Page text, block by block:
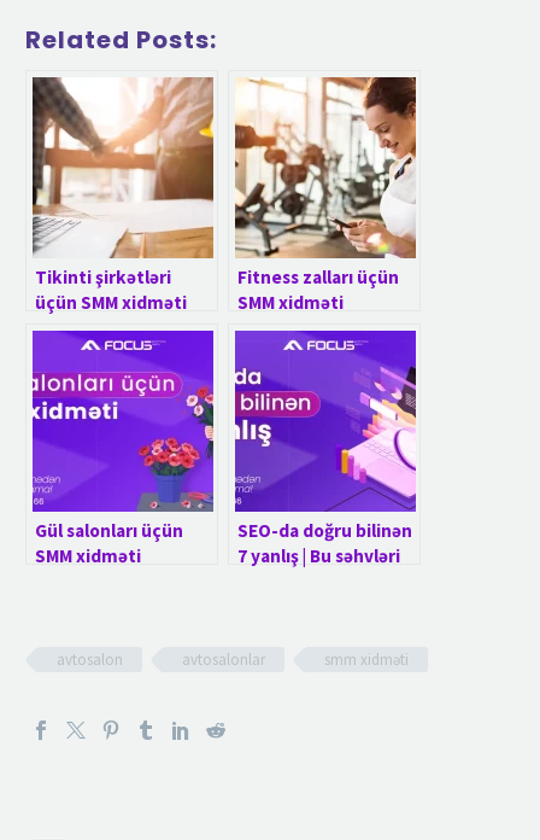
Related Posts:
Tikinti şirkətləri
üçün SMM xidməti
Fitness zalları üçün
SMM xidməti
Gül salonları üçün
SMM xidməti
SEO-da doğru bilinən
7 yanlış | Bu səhvləri
avtosalon avtosalonlar smm xidməti